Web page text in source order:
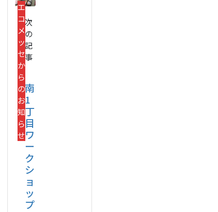
エ
コ
メ
ッ
セ
か
ら
の
お
知
ら
せ
次
の
記
事
南
1
丁
目
ワ
ー
ク
シ
ョ
ッ
プ